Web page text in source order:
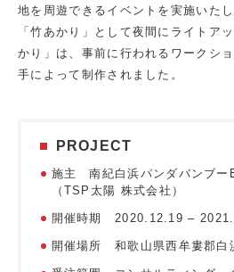
地を周遊できるイベントを実施いた
「竹あかり」として夜間にライトア
かり」は、事前に行われるワークシ
手によって制作されました。
PROJECT
施主 南紀白浜パンダバンブー
（TSP太陽 株式会社）
開催時期 2020.12.19 –
開催場所 和歌山県西牟婁郡白